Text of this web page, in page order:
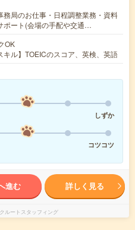
務局のお仕事・日程調整業務・資料
ポート(会場の手配や交通…
OK
キル】TOEICのスコア、英検、英語
しずか
コツコツ
進む 詳しく見る
ルートスタッフィング